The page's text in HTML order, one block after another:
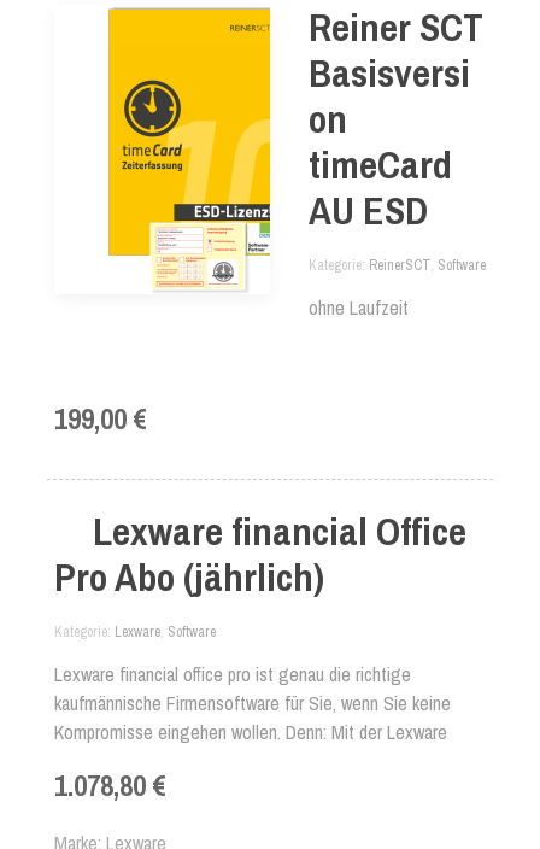
Reiner SCT
Basisversi
on
timeCard
AU ESD
Kategorie ReinerSCT, Software
ohne Laufzeit
199,00 €
Lexware financial Office
Pro Abo (jährlich)
Kategorie Lexware, Software
Lexware financial office pro ist genau die richtige
kaufmännische Firmensoftware für Sie, wenn Sie keine
Kompromisse eingehen wollen. Denn: Mit der Lexware
Finanzbuchhaltung von A bis Z professionell. Erfassen Sie
1.078,80 €
Marke Lexware